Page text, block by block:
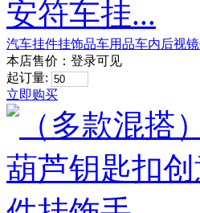
汽车挂件挂饰品车用品车内后视
本店售价： 登录可见
起订量:
立即购买